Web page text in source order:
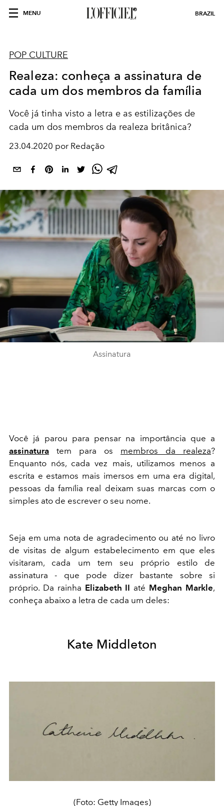
MENU BRAZIL
POP CULTURE
Realeza: conheça a assinatura de
cada um dos membros da família
Você já tinha visto a letra e as estilizações de
cada um dos membros da realeza britânica?
23.04.2020 por Redação
Assinatura
Você já parou para pensar na importância que a
assinatura tem para os membros da realeza?
Enquanto nós, cada vez mais, utilizamos menos a
escrita e estamos mais imersos em uma era digital,
pessoas da família real deixam suas marcas com o
simples ato de escrever o seu nome.
Seja em uma nota de agradecimento ou até no livro
de visitas de algum estabelecimento em que eles
visitaram, cada um tem seu próprio estilo de
assinatura - que pode dizer bastante sobre si
próprio. Da rainha Elizabeth II até Meghan Markle,
conheça abaixo a letra de cada um deles:
Kate Middleton
(Foto: Getty Images)